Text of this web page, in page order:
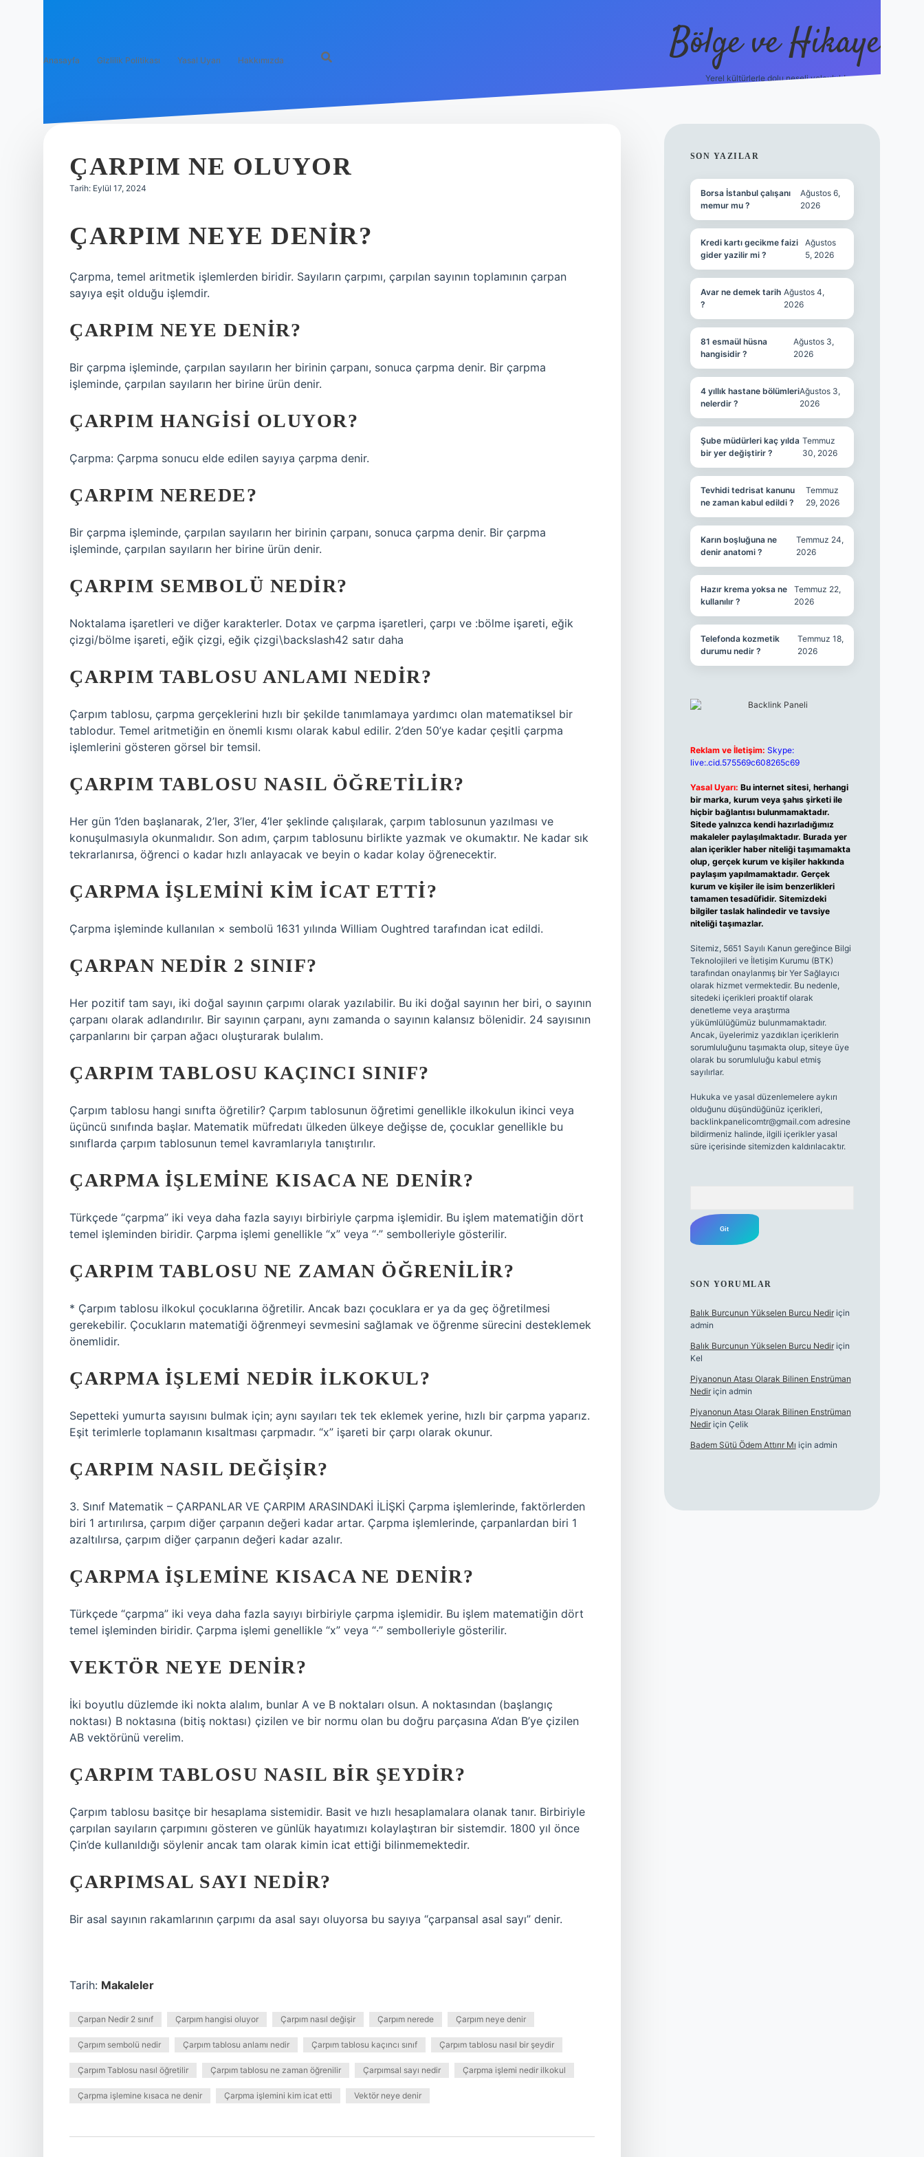
Anasayfa Gizlilik Politikası Yasal Uyarı Hakkımızda Bölge ve Hikaye
Yerel kültürlerle dolu neşeli yolculuk!
ÇARPIM NE OLUYOR
Tarih: Eylül 17, 2024
ÇARPIM NEYE DENIR?
Çarpma, temel aritmetik işlemlerden biridir. Sayıların çarpımı, çarpılan sayının toplamının çarpan
sayıya eşit olduğu işlemdir.
ÇARPIM NEYE DENIR?
Bir çarpma işleminde, çarpılan sayıların her birinin çarpanı, sonuca çarpma denir. Bir çarpma
işleminde, çarpılan sayıların her birine ürün denir.
ÇARPIM HANGISI OLUYOR?
Çarpma: Çarpma sonucu elde edilen sayıya çarpma denir.
ÇARPIM NEREDE?
Bir çarpma işleminde, çarpılan sayıların her birinin çarpanı, sonuca çarpma denir. Bir çarpma
işleminde, çarpılan sayıların her birine ürün denir.
ÇARPIM SEMBOLÜ NEDIR?
Noktalama işaretleri ve diğer karakterler. Dotax ve çarpma işaretleri, çarpı ve :bölme işareti, eğik
çizgi/bölme işareti, eğik çizgi, eğik çizgi\backslash42 satır daha
ÇARPIM TABLOSU ANLAMI NEDIR?
Çarpım tablosu, çarpma gerçeklerini hızlı bir şekilde tanımlamaya yardımcı olan matematiksel bir
tablodur. Temel aritmetiğin en önemli kısmı olarak kabul edilir. 2’den 50’ye kadar çeşitli çarpma
işlemlerini gösteren görsel bir temsil.
ÇARPIM TABLOSU NASIL ÖĞRETILIR?
Her gün 1’den başlanarak, 2’ler, 3’ler, 4’ler şeklinde çalışılarak, çarpım tablosunun yazılması ve
konuşulmasıyla okunmalıdır. Son adım, çarpım tablosunu birlikte yazmak ve okumaktır. Ne kadar sık ​​
tekrarlanırsa, öğrenci o kadar hızlı anlayacak ve beyin o kadar kolay öğrenecektir.
ÇARPMA IŞLEMINI KIM ICAT ETTI?
Çarpma işleminde kullanılan × sembolü 1631 yılında William Oughtred tarafından icat edildi.
ÇARPAN NEDIR 2 SINIF?
Her pozitif tam sayı, iki doğal sayının çarpımı olarak yazılabilir. Bu iki doğal sayının her biri, o sayının
çarpanı olarak adlandırılır. Bir sayının çarpanı, aynı zamanda o sayının kalansız bölenidir. 24 sayısının
çarpanlarını bir çarpan ağacı oluşturarak bulalım.
ÇARPIM TABLOSU KAÇINCI SINIF?
Çarpım tablosu hangi sınıfta öğretilir? Çarpım tablosunun öğretimi genellikle ilkokulun ikinci veya
üçüncü sınıfında başlar. Matematik müfredatı ülkeden ülkeye değişse de, çocuklar genellikle bu
sınıflarda çarpım tablosunun temel kavramlarıyla tanıştırılır.
ÇARPMA IŞLEMINE KISACA NE DENIR?
Türkçede “çarpma” iki veya daha fazla sayıyı birbiriyle çarpma işlemidir. Bu işlem matematiğin dört
temel işleminden biridir. Çarpma işlemi genellikle “x” veya “·” sembolleriyle gösterilir.
ÇARPIM TABLOSU NE ZAMAN ÖĞRENILIR?
* Çarpım tablosu ilkokul çocuklarına öğretilir. Ancak bazı çocuklara er ya da geç öğretilmesi
gerekebilir. Çocukların matematiği öğrenmeyi sevmesini sağlamak ve öğrenme sürecini desteklemek
önemlidir.
ÇARPMA IŞLEMI NEDIR ILKOKUL?
Sepetteki yumurta sayısını bulmak için; aynı sayıları tek tek eklemek yerine, hızlı bir çarpma yaparız.
Eşit terimlerle toplamanın kısaltması çarpmadır. “x” işareti bir çarpı olarak okunur.
ÇARPIM NASIL DEĞIŞIR?
3. Sınıf Matematik – ÇARPANLAR VE ÇARPIM ARASINDAKİ İLİŞKİ Çarpma işlemlerinde, faktörlerden
biri 1 artırılırsa, çarpım diğer çarpanın değeri kadar artar. Çarpma işlemlerinde, çarpanlardan biri 1
azaltılırsa, çarpım diğer çarpanın değeri kadar azalır.
ÇARPMA IŞLEMINE KISACA NE DENIR?
Türkçede “çarpma” iki veya daha fazla sayıyı birbiriyle çarpma işlemidir. Bu işlem matematiğin dört
temel işleminden biridir. Çarpma işlemi genellikle “x” veya “·” sembolleriyle gösterilir.
VEKTÖR NEYE DENIR?
İki boyutlu düzlemde iki nokta alalım, bunlar A ve B noktaları olsun. A noktasından (başlangıç ​​
noktası) B noktasına (bitiş noktası) çizilen ve bir normu olan bu doğru parçasına A’dan B’ye çizilen
AB vektörünü verelim.
ÇARPIM TABLOSU NASIL BIR ŞEYDIR?
Çarpım tablosu basitçe bir hesaplama sistemidir. Basit ve hızlı hesaplamalara olanak tanır. Birbiriyle
çarpılan sayıların çarpımını gösteren ve günlük hayatımızı kolaylaştıran bir sistemdir. 1800 yıl önce
Çin’de kullanıldığı söylenir ancak tam olarak kimin icat ettiği bilinmemektedir.
ÇARPIMSAL SAYI NEDIR?
Bir asal sayının rakamlarının çarpımı da asal sayı oluyorsa bu sayıya “çarpansal asal sayı” denir.
Tarih: Makaleler
Çarpan Nedir 2 sınıf Çarpım hangisi oluyor Çarpım nasıl değişir Çarpım nerede Çarpım neye denir
Çarpım sembolü nedir Çarpım tablosu anlamı nedir Çarpım tablosu kaçıncı sınıf Çarpım tablosu nasıl bir şeydir
Çarpım Tablosu nasıl öğretilir Çarpım tablosu ne zaman öğrenilir Çarpımsal sayı nedir Çarpma işlemi nedir ilkokul
Çarpma işlemine kısaca ne denir Çarpma işlemini kim icat etti Vektör neye denir
SIDEBAR
SON YAZILAR
Borsa İstanbul çalışanı
memur mu ?
Ağustos 6,
2026
Kredi kartı gecikme faizi
gider yazilir mi ?
Ağustos
5, 2026
Avar ne demek tarih
?
Ağustos 4,
2026
81 esmaül hüsna
hangisidir ?
Ağustos 3,
2026
4 yıllık hastane bölümleri
nelerdir ?
Ağustos 3,
2026
Şube müdürleri kaç yılda
bir yer değiştirir ?
Temmuz
30, 2026
Tevhidi tedrisat kanunu
ne zaman kabul edildi ?
Temmuz
29, 2026
Karın boşluğuna ne
denir anatomi ?
Temmuz 24,
2026
Hazır krema yoksa ne
kullanılır ?
Temmuz 22,
2026
Telefonda kozmetik
durumu nedir ?
Temmuz 18,
2026
Reklam ve İletişim: Skype:
live:.cid.575569c608265c69
Yasal Uyarı: Bu internet sitesi, herhangi
bir marka, kurum veya şahıs şirketi ile
hiçbir bağlantısı bulunmamaktadır.
Sitede yalnızca kendi hazırladığımız
makaleler paylaşılmaktadır. Burada yer
alan içerikler haber niteliği taşımamakta
olup, gerçek kurum ve kişiler hakkında
paylaşım yapılmamaktadır. Gerçek
kurum ve kişiler ile isim benzerlikleri
tamamen tesadüfidir. Sitemizdeki
bilgiler taslak halindedir ve tavsiye
niteliği taşımazlar.
Sitemiz, 5651 Sayılı Kanun gereğince Bilgi
Teknolojileri ve İletişim Kurumu (BTK)
tarafından onaylanmış bir Yer Sağlayıcı
olarak hizmet vermektedir. Bu nedenle,
sitedeki içerikleri proaktif olarak
denetleme veya araştırma
yükümlülüğümüz bulunmamaktadır.
Ancak, üyelerimiz yazdıkları içeriklerin
sorumluluğunu taşımakta olup, siteye üye
olarak bu sorumluluğu kabul etmiş
sayılırlar.
Hukuka ve yasal düzenlemelere aykırı
olduğunu düşündüğünüz içerikleri,
backlinkpanelicomtr@gmail.comadresine
bildirmeniz halinde, ilgili içerikler yasal
süre içerisinde sitemizden kaldırılacaktır.
SON YORUMLAR
Balık Burcunun Yükselen Burcu Nediriçin
admin
Balık Burcunun Yükselen Burcu Nediriçin
Kel
Piyanonun Atası Olarak Bilinen Enstrüman
Nediriçin admin
Piyanonun Atası Olarak Bilinen Enstrüman
Nediriçin Çelik
Badem Sütü Ödem Attırır Mı için admin
grand opera bet